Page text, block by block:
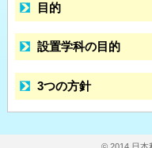
目的
設置学科の目的
3つの方針